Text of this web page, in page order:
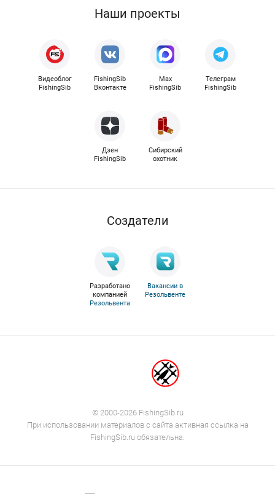
Наши проекты
Видеоблог
FishingSib
FishingSib
Вконтакте
Max
FishingSib
Телеграм
FishingSib
Дзен
FishingSib
Сибирский
охотник
Cоздатели
Разработано
компанией
Резольвента
Вакансии в
Резольвенте
© 2000-2026 FishingSib.ru
При использовании материалов с сайта активная ссылка на
FishingSib.ru обязательна.